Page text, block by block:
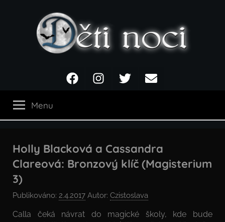
noci
FacebookInstagramTwitter Email
Menu
Holly Blacková a Cassandra
Clareová: Bronzový klíč (Magisterium
3)
Publikováno: 2.4.2017 Autor: Czistoslava
Calla čeká návrat do magické školy, kde bude